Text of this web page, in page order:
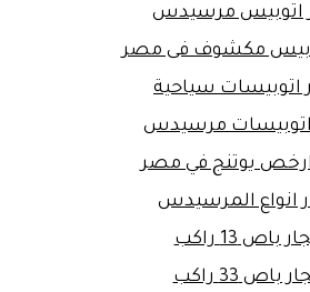
اتوبيس مرسيدس
مكشوف فى مصر
اتوبيسات سياحية
اتوبيسات مرسيدس
ارخص يوتنج في مصر
انواع المرسيدس
باص 13 راكب
باص 33 راكب